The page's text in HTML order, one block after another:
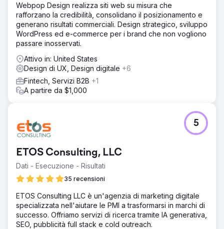
Webpop Design realizza siti web su misura che
rafforzano la credibilità, consolidano il posizionamento e
generano risultati commerciali. Design strategico, sviluppo
WordPress ed e-commerce per i brand che non vogliono
passare inosservati.
Attivo in: United States
Design di UX, Design digitale +6
Fintech, Servizi B2B +1
A partire da $1,000
ETOS Consulting, LLC
Dati - Esecuzione - Risultati
35 recensioni
5
ETOS Consulting LLC è un'agenzia di marketing digitale
specializzata nell'aiutare le PMI a trasformarsi in marchi di
successo. Offriamo servizi di ricerca tramite IA generativa,
SEO, pubblicità full stack e cold outreach.